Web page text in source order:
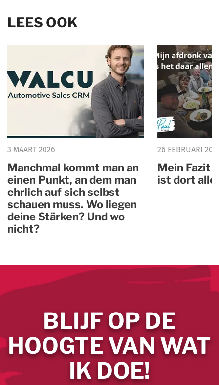
LEES OOK
3 MAART 2026
Manchmal kommt man an
einen Punkt, an dem man
ehrlich auf sich selbst
schauen muss. Wo liegen
deine Stärken? Und wo
nicht?
26 FEBRUARI
Mein Fazit
ist dort
BLIJF OP DE
HOOGTE VAN WAT
IK DOE!